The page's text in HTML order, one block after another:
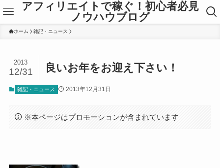
アフィリエイトで稼ぐ！初心者必見
ノウハウブログ
ホーム 雑記・ニュース
良いお年をお迎え下さい！
2013
12/31
雑記・ニュース 2013年12月31日
※本ページはプロモーションが含まれています